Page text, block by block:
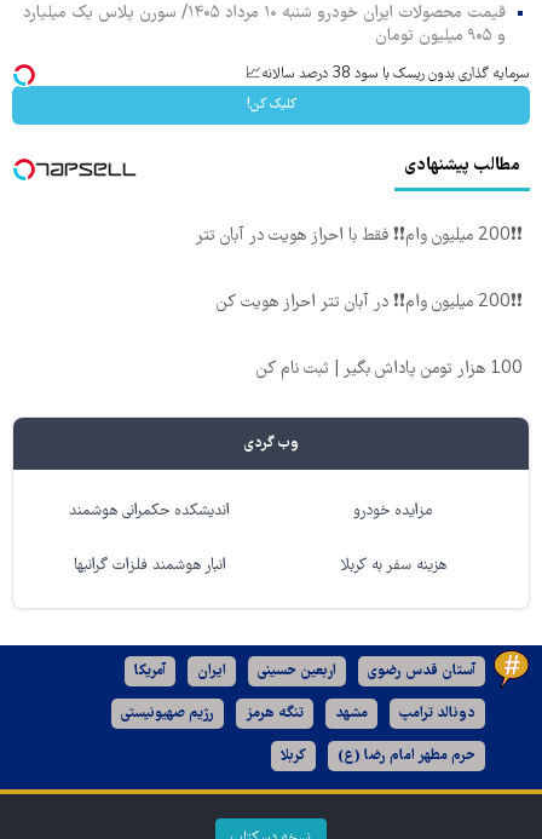
قیمت محصولات ایران خودرو شنبه ۱۰ مرداد ۱۴۰۵/ سورن پلاس یک میلیارد
و ۹۰۵ میلیون تومان
سرمایه گذاری بدون ریسک با سود 38 درصد سالانه📈
کلیک کن!
مطالب پیشنهادی
❗❗200 میلیون وام❗❗ فقط با احراز هویت در آبان تتر
❗❗200 میلیون وام❗❗ در آبان تتر احراز هویت کن
100 هزار تومن پاداش بگیر | ثبت نام کن
وب گردی
مزایده خودرو اندیشکده حکمرانی هوشمند
هزینه سفر به کربلا انبار هوشمند فلزات گرانبها
آستان قدس رضوی اربعین حسینی ایران آمریکا
دونالد ترامپ مشهد تنگه هرمز رژیم صهیونیستی
حرم مطهر امام رضا (ع) کربلا